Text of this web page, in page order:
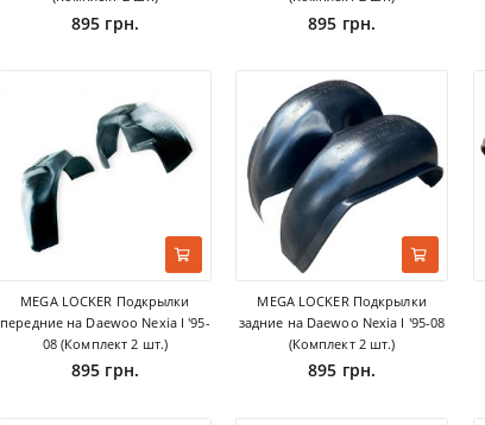
895 грн. 895 грн.
MEGA LOCKER Подкрылки
передние на Daewoo Nexia I '95-
08 (Комплект 2 шт.)
895 грн.
MEGA LOCKER Подкрылки
задние на Daewoo Nexia I '95-08
(Комплект 2 шт.)
895 грн.